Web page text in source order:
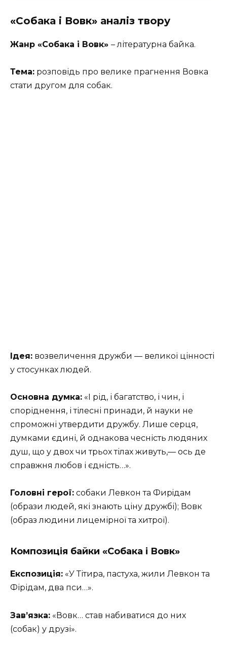
«Собака і Вовк» аналіз твору
Жанр «Собака і Вовк» – літературна байка.
Тема: розповідь про велике прагнення Вовка
стати другом для собак.
Ідея: возвеличення дружби — великої цінності
у стосунках людей.
Основна думка: «І рід, і багатство, і чин, і
споріднення, і тілесні принади, й науки не
спроможні утвердити дружбу. Лише серця,
думками єдині, й однакова чесність людяних
душ, що у двох чи трьох тілах живуть,— ось де
справжня любов і єдність…».
Головні герої: собаки Левкон та Фирiдам
(образи людей, які знають ціну дружбі); Вовк
(образ людини лицемірної та хитрої).
Композиція байки «Собака і Вовк»
Експозиція: «У Тітира, пастуха, жили Левкон та
Фірідам, два пси…».
Зав’язка: «Вовк… став набиватися до них
(собак) у друзі».